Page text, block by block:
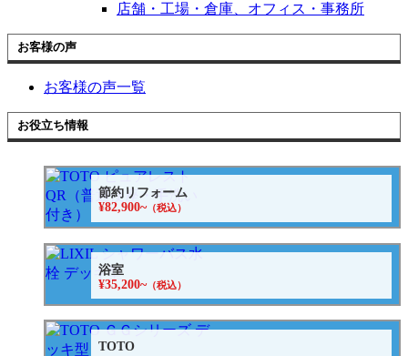
店舗・工場・倉庫、オフィス・事務所
お客様の声
お客様の声一覧
お役立ち情報
節約リフォーム
¥82,900~（税込）
浴室
¥35,200~（税込）
TOTO